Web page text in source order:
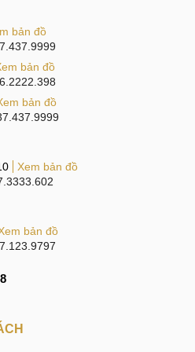
ảo, dù trong máy vẫn còn Pin
báo Pin yếu.
Pin điện thoại
nhân có thể dẫn đến tình trạng
A33 2020. Dưới đây là một
mời Quý khách hàng tham
thay thế trước đó là hàng kém
đặt máy ở những môi trường
bản đồ
bản đồ
bản đồ
Xem bản đồ
bản đồ